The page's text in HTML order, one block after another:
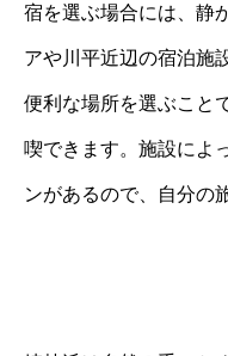
宿を選ぶ場合には、静
アや川平近辺の宿泊施
便利な場所を選ぶこと
喫できます。施設によ
ンがあるので、自分の